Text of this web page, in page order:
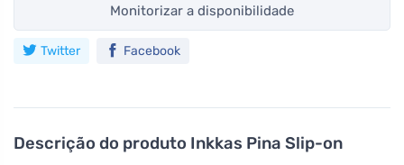
Descrição do produto Inkkas Pina Slip-on
Monitorizar a disponibilidade
Twitter Facebook